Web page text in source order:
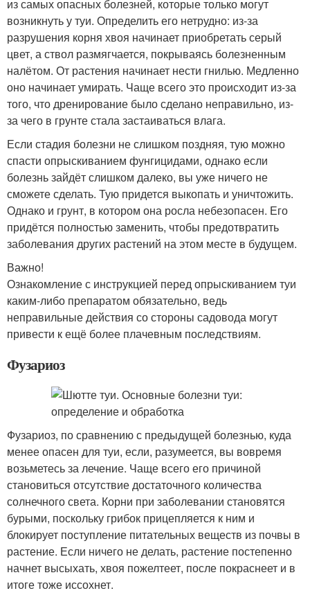
из самых опасных болезней, которые только могут
возникнуть у туи. Определить его нетрудно: из-за
разрушения корня хвоя начинает приобретать серый
цвет, а ствол размягчается, покрываясь болезненным
налётом. От растения начинает нести гнилью. Медленно
оно начинает умирать. Чаще всего это происходит из-за
того, что дренирование было сделано неправильно, из-
за чего в грунте стала застаиваться влага.
Если стадия болезни не слишком поздняя, тую можно
спасти опрыскиванием фунгицидами, однако если
болезнь зайдёт слишком далеко, вы уже ничего не
сможете сделать. Тую придется выкопать и уничтожить.
Однако и грунт, в котором она росла небезопасен. Его
придётся полностью заменить, чтобы предотвратить
заболевания других растений на этом месте в будущем.
Важно!
Ознакомление с инструкцией перед опрыскиванием туи
каким-либо препаратом обязательно, ведь
неправильные действия со стороны садовода могут
привести к ещё более плачевным последствиям.
Фузариоз
Фузариоз, по сравнению с предыдущей болезнью, куда
менее опасен для туи, если, разумеется, вы вовремя
возьметесь за лечение. Чаще всего его причиной
становиться отсутствие достаточного количества
солнечного света. Корни при заболевании становятся
бурыми, поскольку грибок прицепляется к ним и
блокирует поступление питательных веществ из почвы в
растение. Если ничего не делать, растение постепенно
начнет высыхать, хвоя пожелтеет, после покраснеет и в
итоге тоже иссохнет.